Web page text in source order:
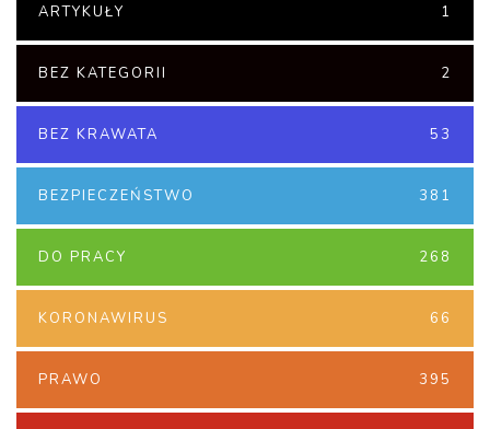
ARTYKUŁY 1
BEZ KATEGORII 2
BEZ KRAWATA 53
BEZPIECZEŃSTWO 381
DO PRACY 268
KORONAWIRUS 66
PRAWO 395